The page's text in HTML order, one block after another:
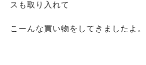
スも取り入れて
こーんな買い物をしてきましたよ。